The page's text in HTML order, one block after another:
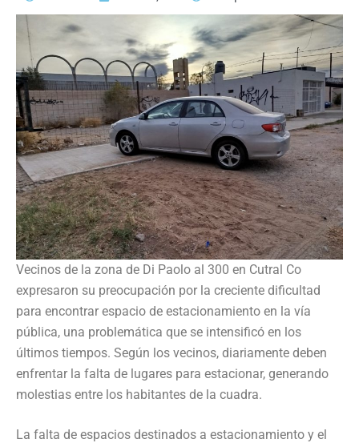
Vecinos de la zona de Di Paolo al 300 en Cutral Co
expresaron su preocupación por la creciente dificultad
para encontrar espacio de estacionamiento en la vía
pública, una problemática que se intensificó en los
últimos tiempos. Según los vecinos, diariamente deben
enfrentar la falta de lugares para estacionar, generando
molestias entre los habitantes de la cuadra.
La falta de espacios destinados a estacionamiento y el